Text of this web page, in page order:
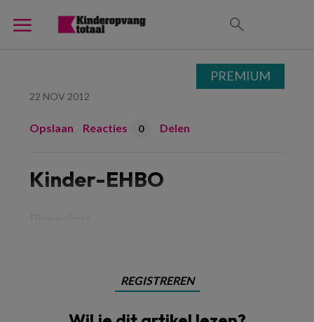
22 NOV 2012
Opslaan Reacties 0 Delen
Kinder-EHBO
REGISTREREN
PREMIUM